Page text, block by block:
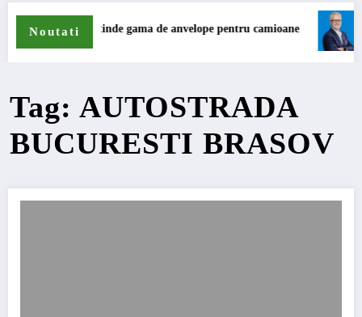
Noutati
Sailun își extinde gama de anvelope pentru camioane Lars
Tag: AUTOSTRADA
BUCURESTI BRASOV